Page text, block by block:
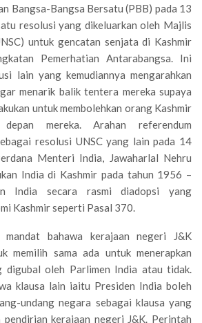
Bangsa-Bangsa Bersatu (PBB) pada 13
resolusi yang dikeluarkan oleh Majlis
untuk gencatan senjata di Kashmir
Pemerhatian Antarabangsa. Ini
lain yang kemudiannya mengarahkan
menarik balik tentera mereka supaya
untuk membolehkan orang Kashmir
depan mereka. Arahan referendum
resolusi UNSC yang lain pada 14
Menteri India, Jawaharlal Nehru
India di Kashmir pada tahun 1956 –
India secara rasmi diadopsi yang
Kashmir seperti Pasal 370.
bahawa kerajaan negeri J&K
memilih sama ada untuk menerapkan
digubal oleh Parlimen India atau tidak.
klausa lain iaitu Presiden India boleh
undang negara sebagai klausa yang
kerajaan negeri J&K. Perintah